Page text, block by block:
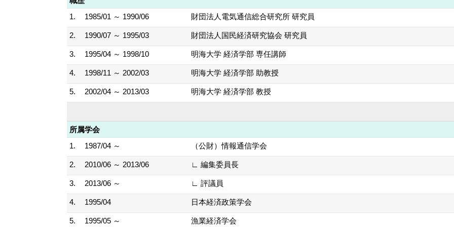
1.
1985/01 ～ 1990/06 財団法人電気通信総合研究所 研究員
2. 1990/07 ～ 1995/03 財団法人国民経済研究協会 研究員
3. 1995/04 ～ 1998/10 明海大学 経済学部 専任講師
4. 1998/11 ～ 2002/03 明海大学 経済学部 助教授
5. 2002/04 ～ 2013/03 明海大学 経済学部 教授
所属学会
1.
1987/04 ～ （公財）情報通信学会
2. 2010/06 ～ 2013/06 ∟ 編集委員長
3. 2013/06 ～ ∟ 評議員
4. 1995/04 日本経済政策学会
5. 1995/05 ～ 漁業経済学会